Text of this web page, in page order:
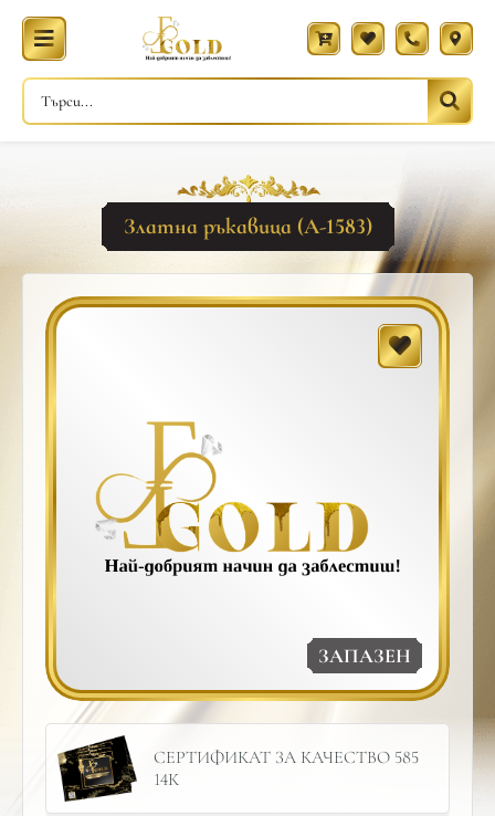
Златна ръкавица (A-1583)
ЗАПАЗЕН
СЕРТИФИКАТ ЗА КАЧЕСТВО 585
14К